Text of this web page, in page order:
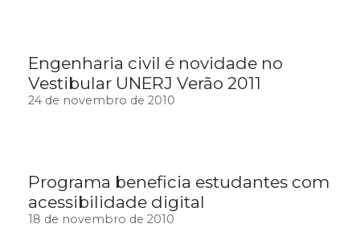
Engenharia civil é novidade no
Vestibular UNERJ Verão 2011
24 de novembro de 2010
Programa beneficia estudantes com
acessibilidade digital
18 de novembro de 2010